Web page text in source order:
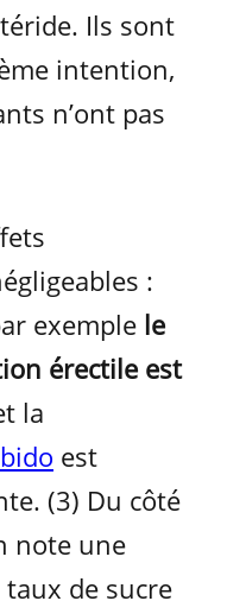
Ils sont
intention,
n’ont pas
:
exemple le
érectile est
la
est
(3) Du côté
note une
de sucre